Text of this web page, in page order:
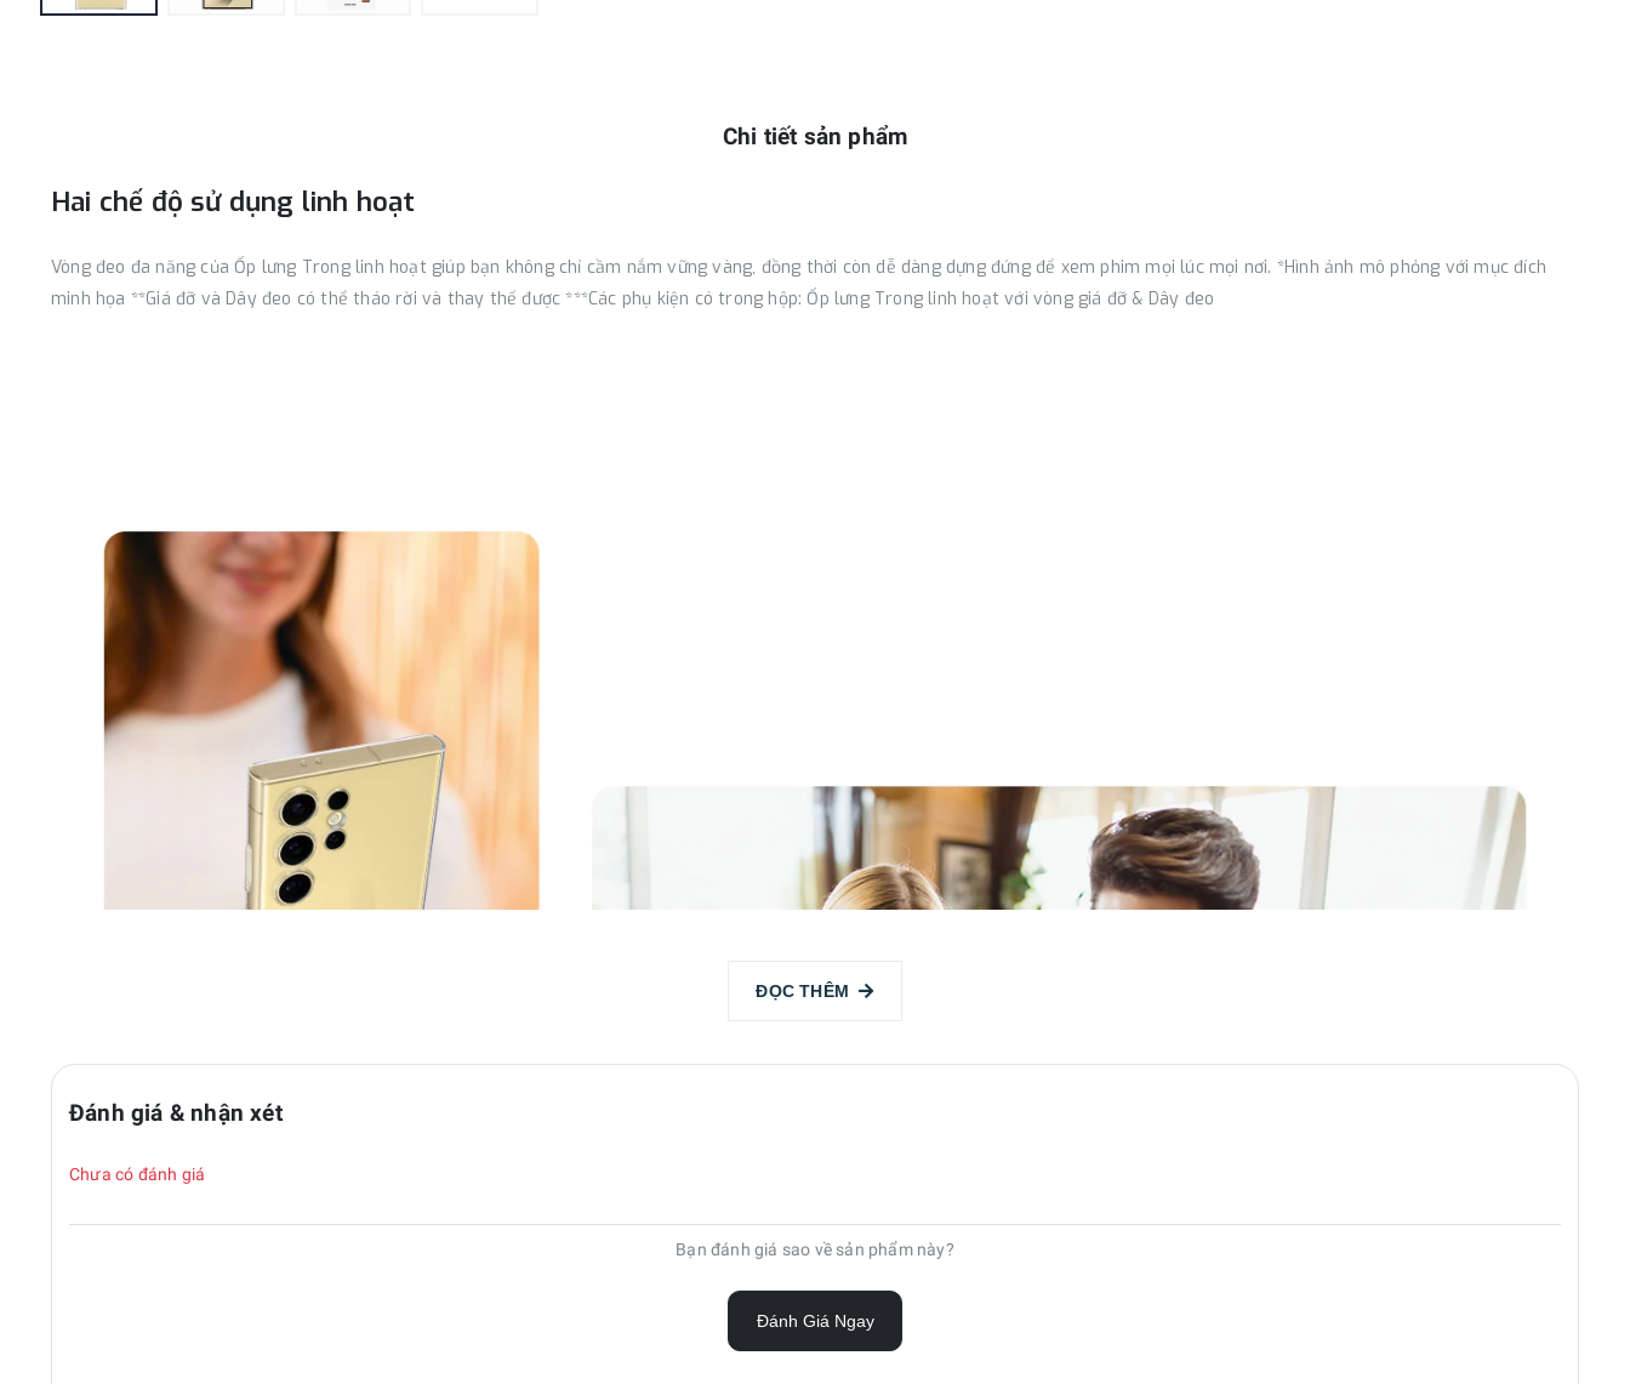
Chi tiết sản phẩm
Hai chế độ sử dụng linh hoạt
Vòng đeo đa năng của Ốp lưng Trong linh hoạt giúp bạn không chỉ cầm nắm vững vàng, đồng thời còn dễ dàng dựng đứng để xem phim mọi lúc mọi nơi. *Hình ảnh mô phỏng với mục đích
minh họa **Giá đỡ và Dây đeo có thể tháo rời và thay thế được ***Các phụ kiện có trong hộp: Ốp lưng Trong linh hoạt với vòng giá đỡ & Dây đeo
ĐỌC THÊM
Đánh giá & nhận xét
Chưa có đánh giá
Bạn đánh giá sao về sản phẩm này?
Đánh Giá Ngay